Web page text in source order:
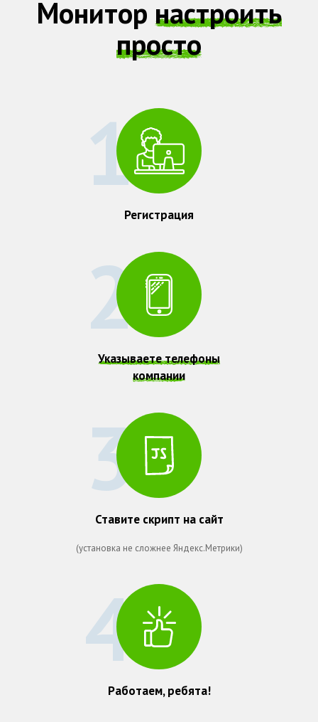
Монитор настроить
просто
1
Регистрация
2
Указываете телефоны
компании
3
Ставите скрипт на сайт
(установка не сложнее Яндекс.Метрики)
4
Работаем, ребята!